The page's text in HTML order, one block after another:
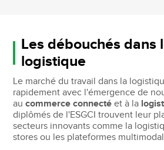
Les débouchés dans
logistique
Le marché du travail dans la
rapidement avec l'émergence de
aucommerce connecté et à la
diplômés de l'ESGCI trouvent leur
secteurs innovants comme la
stores ou les plateformes